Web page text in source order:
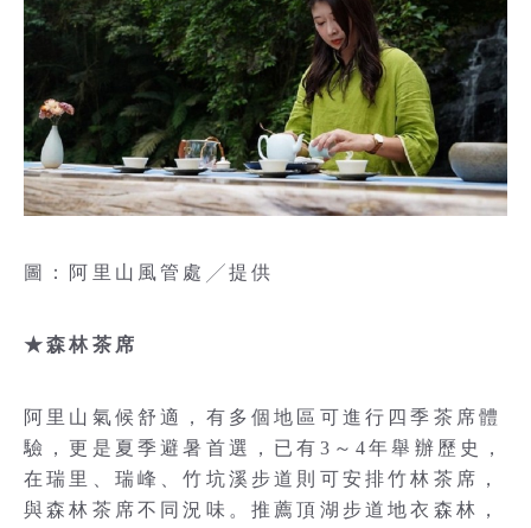
圖：阿里山風管處╱提供
★森林茶席
阿里山氣候舒適，有多個地區可進行四季茶席體
驗，更是夏季避暑首選，已有3～4年舉辦歷史，
在瑞里、瑞峰、竹坑溪步道則可安排竹林茶席，
與森林茶席不同況味。推薦頂湖步道地衣森林，